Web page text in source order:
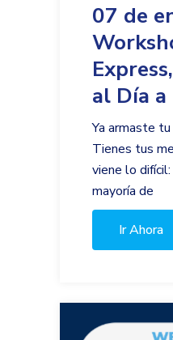
07 de
al Día a
Ya armaste
Tienes tus
viene lo
mayoría de
Ir Ahora